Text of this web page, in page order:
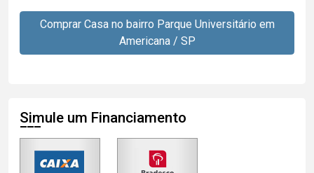
Comprar Casa no bairro Parque Universitário em
Americana / SP
Simule um Financiamento